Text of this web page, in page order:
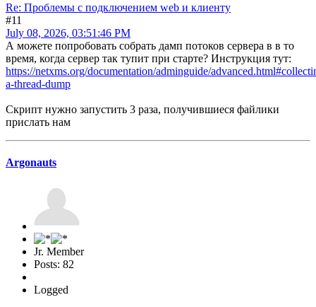
Re: Проблемы с подключением web и клиенту
#11
July 08, 2026, 03:51:46 PM
А можете попробовать собрать дамп потоков сервера в в то
время, когда сервер так тупит при старте? Инструкция тут:
https://netxms.org/documentation/adminguide/
a-thread-dump
Скрипт нужно запустить 3 раза, получившиеся файлики
прислать нам
Argonauts
Jr. Member
Posts: 82
Logged